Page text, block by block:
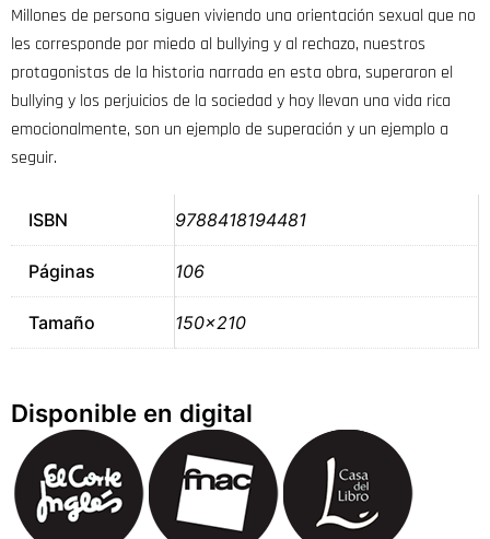
Millones de persona siguen viviendo una orientación sexual que no
les corresponde por miedo al bullying y al rechazo, nuestros
protagonistas de la historia narrada en esta obra, superaron el
bullying y los perjuicios de la sociedad y hoy llevan una vida rica
emocionalmente, son un ejemplo de superación y un ejemplo a
seguir.
ISBN 9788418194481
Páginas 106
Tamaño 150×210
Disponible en digital